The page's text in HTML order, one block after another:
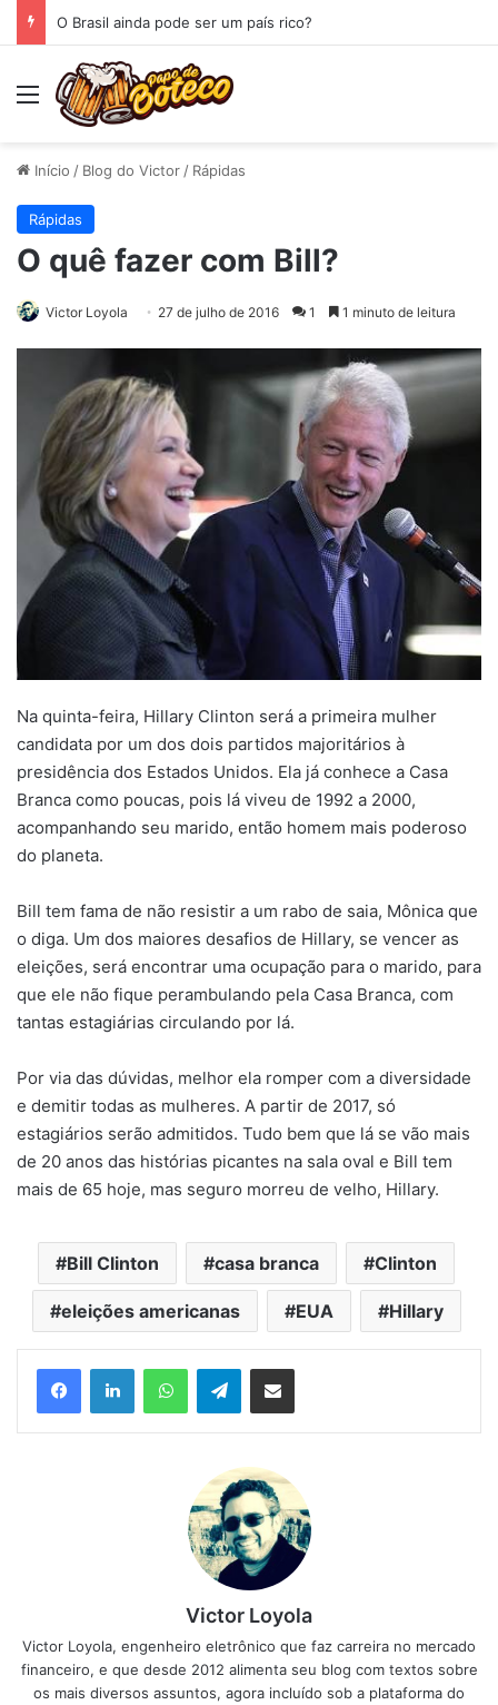
O Brasil ainda pode ser um país rico?
Menu
Início / Blog do Victor / Rápidas
Rápidas
O quê fazer com Bill?
Victor Loyola 27 de julho de 2016 1 1 minuto de leitura
Na quinta-feira, Hillary Clinton será a primeira mulher
candidata por um dos dois partidos majoritários à
presidência dos Estados Unidos. Ela já conhece a Casa
Branca como poucas, pois lá viveu de 1992 a 2000,
acompanhando seu marido, então homem mais poderoso
do planeta.
Bill tem fama de não resistir a um rabo de saia, Mônica que
o diga. Um dos maiores desafios de Hillary, se vencer as
eleições, será encontrar uma ocupação para o marido, para
que ele não fique perambulando pela Casa Branca, com
tantas estagiárias circulando por lá.
Por via das dúvidas, melhor ela romper com a diversidade
e demitir todas as mulheres. A partir de 2017, só
estagiários serão admitidos. Tudo bem que lá se vão mais
de 20 anos das histórias picantes na sala oval e Bill tem
mais de 65 hoje, mas seguro morreu de velho, Hillary.
Bill Clinton casa branca Clinton
eleições americanas EUA Hillary
Telegram
Victor Loyola
Victor Loyola, engenheiro eletrônico que faz carreira no mercado
financeiro, e que desde 2012 alimenta seu blog com textos sobre
os mais diversos assuntos, agora incluído sob a plataforma do